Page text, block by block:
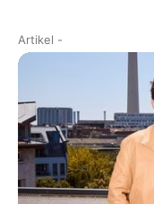
Artikel -